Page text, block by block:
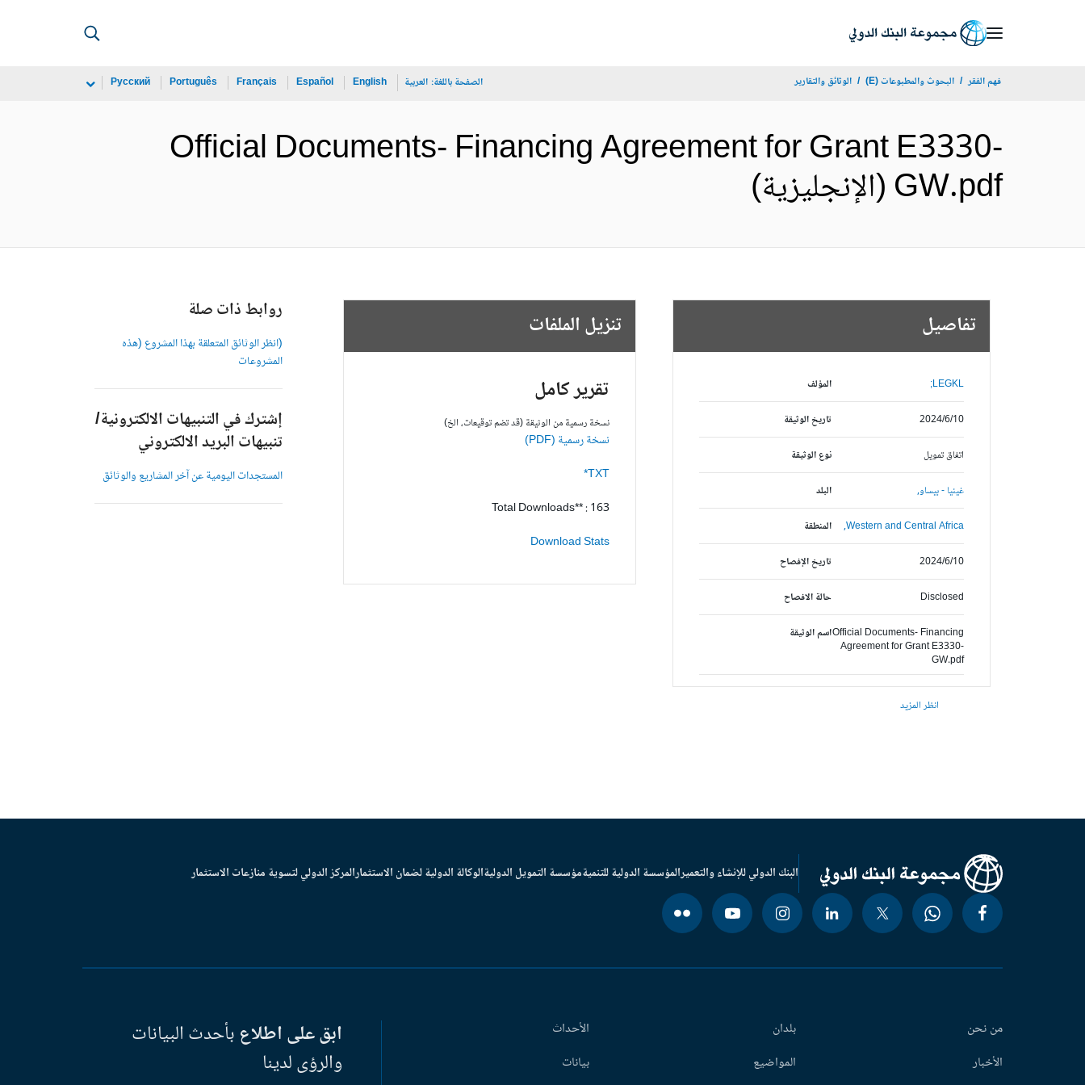
فهم الفقر البحوث والمطبوعات (E) الوثائق والتقارير الصفحة باللغة: العربية English
Español
Français
Português
Русский
Official Documents- Financing Agreement for Grant E3330-
GW.pdf (الإنجليزية)
تفاصيل
المؤلف LEGKL;
تاريخ الوثيقة 2024/6/10
نوع الوثيقة اتفاق تمويل
البلد غينيا - بيساو,
المنطقة Western and Central Africa,
تاريخ الإفصاح 2024/6/10
حالة الافصاح Disclosed
اسم الوثيقةOfficial Documents- Financing
Agreement for Grant E3330-
GW.pdf
انظر المزيد
تنزيل الملفات
تقرير كامل
نسخة رسمية من الوثيقة (قد تضم توقيعات، الخ)
نسخة رسمية (PDF)
TXT*
Total Downloads** : 163
Download Stats
روابط ذات صلة
(انظر الوثائق المتعلقة بهذا المشروع (هذه
المشروعات
إشترك في التنبيهات الالكترونية/
تنبيهات البريد الالكتروني
المستجدات اليومية عن آخر المشاريع والوثائق
البنك الدولي للإنشاء والتعميرالمؤسسة الدولية للتنميةمؤسسة التمويل الدوليةالوكالة الدولية لضمان الاستثمارالمركز الدولي لتسوية منازعات الاستثمار
من نحن
الأخبار
بلدان
المواضيع
الأحداث
بيانات
ابق على اطلاعبأحدث البيانات
والرؤى لدينا